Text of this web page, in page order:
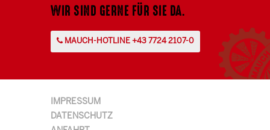
WIR SIND GERNE FÜR SIE DA.
MAUCH-HOTLINE +43 7724 2107-0
IMPRESSUM
DATENSCHUTZ